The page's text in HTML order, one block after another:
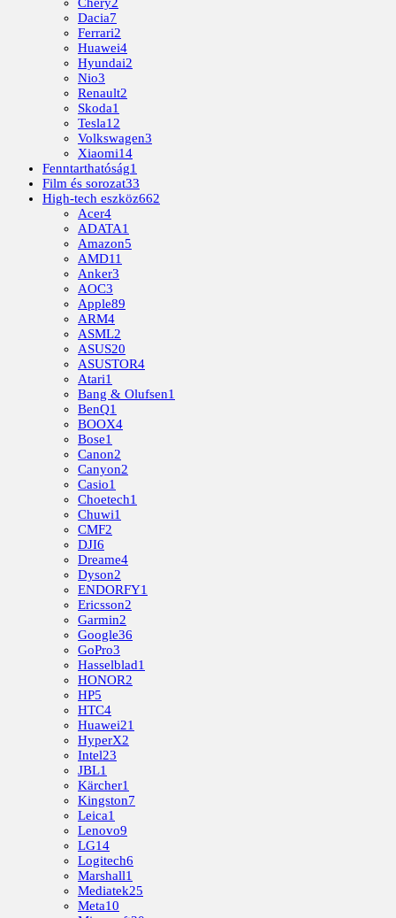
Chery2
Dacia7
Ferrari2
Huawei4
Hyundai2
Nio3
Renault2
Skoda1
Tesla12
Volkswagen3
Xiaomi14
Fenntarthatóság1
Film és sorozat33
High-tech eszköz662
Acer4
ADATA1
Amazon5
AMD11
Anker3
AOC3
Apple89
ARM4
ASML2
ASUS20
ASUSTOR4
Atari1
Bang & Olufsen1
BenQ1
BOOX4
Bose1
Canon2
Canyon2
Casio1
Choetech1
Chuwi1
CMF2
DJI6
Dreame4
Dyson2
ENDORFY1
Ericsson2
Garmin2
Google36
GoPro3
Hasselblad1
HONOR2
HP5
HTC4
Huawei21
HyperX2
Intel23
JBL1
Kärcher1
Kingston7
Leica1
Lenovo9
LG14
Logitech6
Marshall1
Mediatek25
Meta10